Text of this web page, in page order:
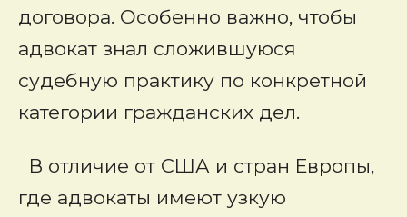
договора. Особенно важно, чтобы
адвокат знал сложившуюся
судебную практику по конкретной
категории гражданских дел.
В отличие от США и стран Европы,
где адвокаты имеют узкую